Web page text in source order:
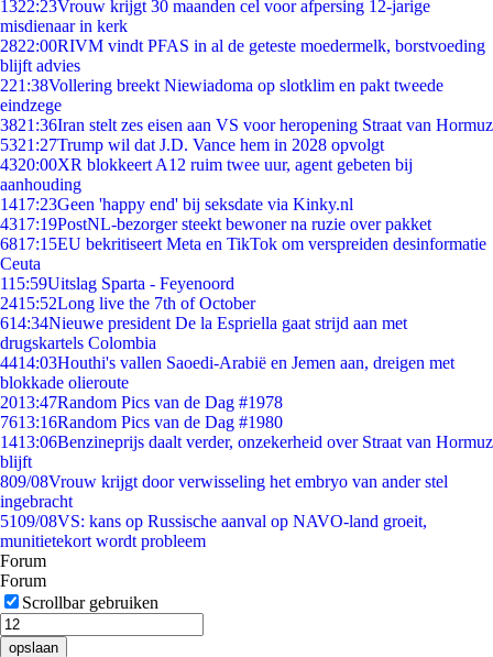
1322:23Vrouw krijgt 30 maanden cel voor afpersing 12-jarige
misdienaar in kerk
2822:00RIVM vindt PFAS in al de geteste moedermelk, borstvoeding
blijft advies
221:38Vollering breekt Niewiadoma op slotklim en pakt tweede
eindzege
3821:36Iran stelt zes eisen aan VS voor heropening Straat van Hormuz
5321:27Trump wil dat J.D. Vance hem in 2028 opvolgt
4320:00XR blokkeert A12 ruim twee uur, agent gebeten bij
aanhouding
1417:23Geen 'happy end' bij seksdate via Kinky.nl
4317:19PostNL-bezorger steekt bewoner na ruzie over pakket
6817:15EU bekritiseert Meta en TikTok om verspreiden desinformatie
Ceuta
115:59Uitslag Sparta - Feyenoord
2415:52Long live the 7th of October
614:34Nieuwe president De la Espriella gaat strijd aan met
drugskartels Colombia
4414:03Houthi's vallen Saoedi-Arabië en Jemen aan, dreigen met
blokkade olieroute
2013:47Random Pics van de Dag #1978
7613:16Random Pics van de Dag #1980
1413:06Benzineprijs daalt verder, onzekerheid over Straat van Hormuz
blijft
809/08Vrouw krijgt door verwisseling het embryo van ander stel
ingebracht
5109/08VS: kans op Russische aanval op NAVO-land groeit,
munitietekort wordt probleem
Forum
Forum
Scrollbar gebruiken
opslaan